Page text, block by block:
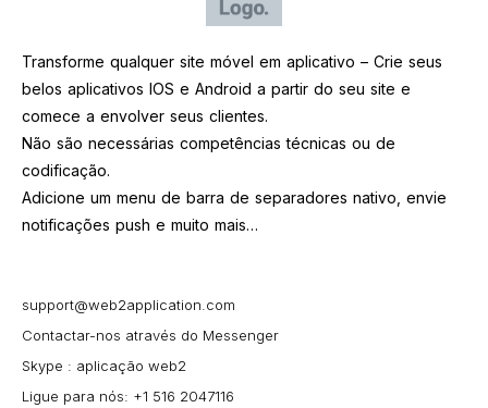
Transforme qualquer site móvel em aplicativo – Crie seus
belos aplicativos IOS e Android a partir do seu site e
comece a envolver seus clientes.
Não são necessárias competências técnicas ou de
codificação.
Adicione um menu de barra de separadores nativo, envie
notificações push e muito mais…
support@web2application.com
Contactar-nos através do Messenger
Skype : aplicação web2
Ligue para nós: +1 516 2047116